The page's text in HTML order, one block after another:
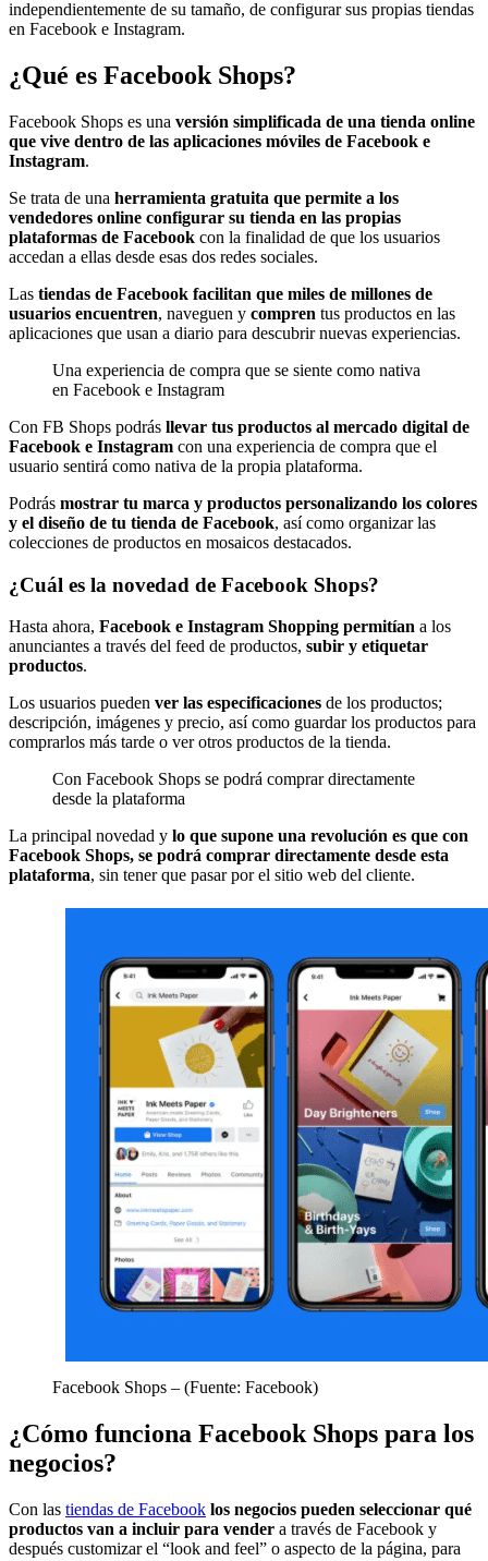
independientemente de su tamaño, de configurar sus propias tiendas
en Facebook e Instagram.
¿Qué es Facebook Shops?
Facebook Shops es una versión simplificada de una tienda online
que vive dentro de las aplicaciones móviles de Facebook e
Instagram.
Se trata de una herramienta gratuita que permite a los
vendedores online configurar su tienda en las propias
plataformas de Facebook con la finalidad de que los usuarios
accedan a ellas desde esas dos redes sociales.
Las tiendas de Facebook facilitan que miles de millones de
usuarios encuentren, naveguen y compren tus productos en las
aplicaciones que usan a diario para descubrir nuevas experiencias.
Una experiencia de compra que se siente como nativa
en Facebook e Instagram
Con FB Shops podrás llevar tus productos al mercado digital de
Facebook e Instagram con una experiencia de compra que el
usuario sentirá como nativa de la propia plataforma.
Podrás mostrar tu marca y productos personalizando los colores
y el diseño de tu tienda de Facebook, así como organizar las
colecciones de productos en mosaicos destacados.
¿Cuál es la novedad de Facebook Shops?
Hasta ahora, Facebook e Instagram Shopping permitían a los
anunciantes a través del feed de productos, subir y etiquetar
productos.
Los usuarios pueden ver las especificaciones de los productos;
descripción, imágenes y precio, así como guardar los productos para
comprarlos más tarde o ver otros productos de la tienda.
Con Facebook Shops se podrá comprar directamente
desde la plataforma
La principal novedad y lo que supone una revolución es que con
Facebook Shops, se podrá comprar directamente desde esta
plataforma, sin tener que pasar por el sitio web del cliente.
Facebook Shops – (Fuente: Facebook)
¿Cómo funciona Facebook Shops para los
negocios?
Con las tiendas de Facebook los negocios pueden seleccionar qué
productos van a incluir para vender a través de Facebook y
después customizar el “look and feel” o aspecto de la página, para